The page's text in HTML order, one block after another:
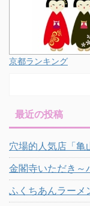
京都ランキング
最近の投稿
穴場的人気店「亀
金閣寺いただき～
ふくちあんラーメ